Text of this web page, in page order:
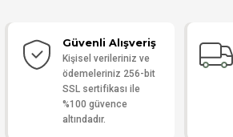
Yorum Yaz
Güvenli Alışveriş
Kişisel verileriniz ve
ödemeleriniz 256-bit
SSL sertifikası ile
%100 güvence
altındadır.